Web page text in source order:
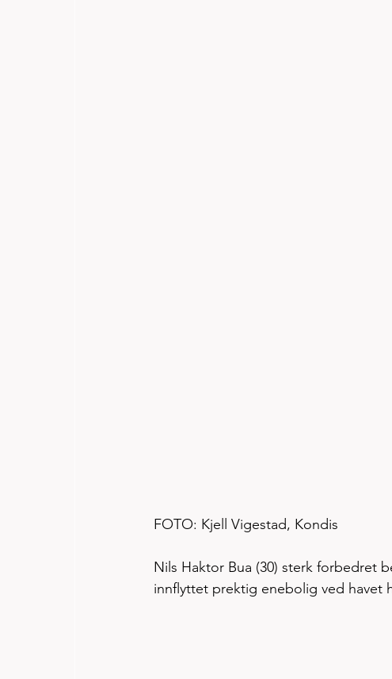
FOTO: Kjell Vigestad, Kondis
Nils Haktor Bua (30) sterk forbedret
innflyttet prektig enebolig ved havet